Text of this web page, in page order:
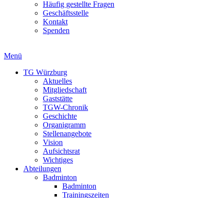
Häufig gestellte Fragen
Geschäftsstelle
Kontakt
Spenden
Menü
TG Würzburg
Aktuelles
Mitgliedschaft
Gaststätte
TGW-Chronik
Geschichte
Organigramm
Stellenangebote
Vision
Aufsichtsrat
Wichtiges
Abteilungen
Badminton
Badminton
Trainingszeiten